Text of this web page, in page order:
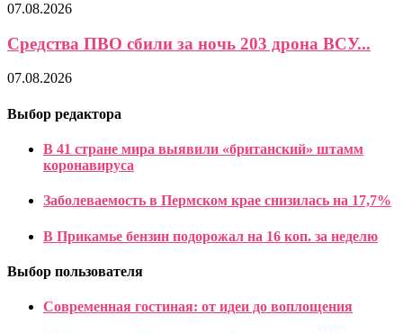
07.08.2026
Средства ПВО сбили за ночь 203 дрона ВСУ...
07.08.2026
Выбор редактора
В 41 стране мира выявили «британский» штамм
коронавируса
Заболеваемость в Пермском крае снизилась на 17,7%
В Прикамье бензин подорожал на 16 коп. за неделю
Выбор пользователя
Современная гостиная: от идеи до воплощения